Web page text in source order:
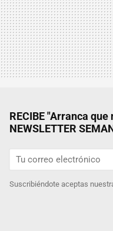
RECIBE "Arranca
NEWSLETTER
Suscribiéndote aceptas